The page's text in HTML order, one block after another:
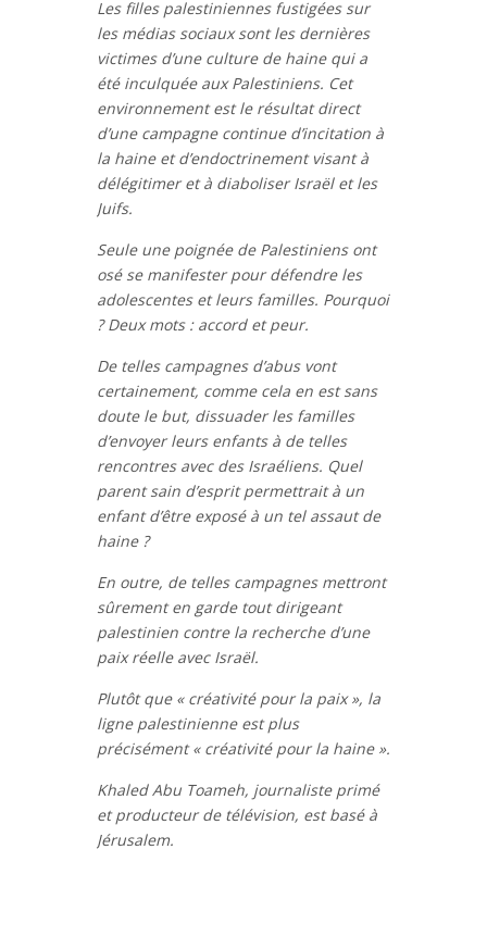
Les filles palestiniennes fustigées sur
les médias sociaux sont les dernières
victimes d’une culture de haine qui a
été inculquée aux Palestiniens. Cet
environnement est le résultat direct
d’une campagne continue d’incitation à
la haine et d’endoctrinement visant à
délégitimer et à diaboliser Israël et les
Juifs.
Seule une poignée de Palestiniens ont
osé se manifester pour défendre les
adolescentes et leurs familles. Pourquoi
? Deux mots : accord et peur.
De telles campagnes d’abus vont
certainement, comme cela en est sans
doute le but, dissuader les familles
d’envoyer leurs enfants à de telles
rencontres avec des Israéliens. Quel
parent sain d’esprit permettrait à un
enfant d’être exposé à un tel assaut de
haine ?
En outre, de telles campagnes mettront
sûrement en garde tout dirigeant
palestinien contre la recherche d’une
paix réelle avec Israël.
Plutôt que « créativité pour la paix », la
ligne palestinienne est plus
précisément « créativité pour la haine ».
Khaled Abu Toameh, journaliste primé
et producteur de télévision, est basé à
Jérusalem.